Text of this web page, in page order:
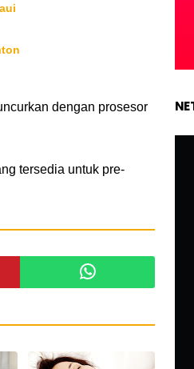
dengan prosesor
tersedia untuk pre-